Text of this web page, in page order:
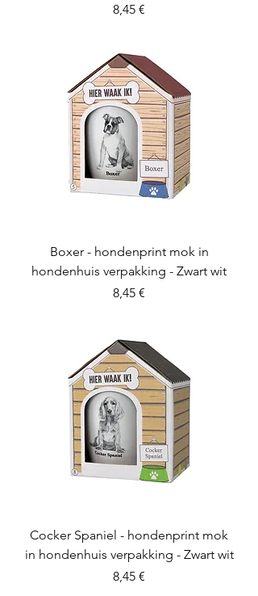
Preis
8,45 €
Boxer - hondenprint mok in
hondenhuis verpakking - Zwart wit
Preis
8,45 €
Cocker Spaniel - hondenprint mok
in hondenhuis verpakking - Zwart wit
Preis
8,45 €